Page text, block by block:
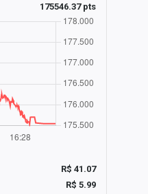
175546.37 pts
R$ 41.07
R$ 5.99